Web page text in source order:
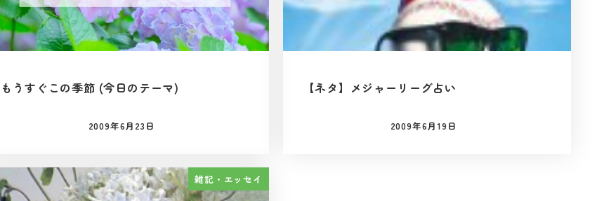
もうすぐこの季節 (今日のテーマ)
投稿日
2009年6月23日
【ネタ】メジャーリーグ占い
投稿日
2009年6月19日
雑記・エッセイ